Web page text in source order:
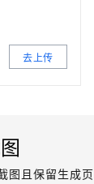
去上传
图且保留生成页